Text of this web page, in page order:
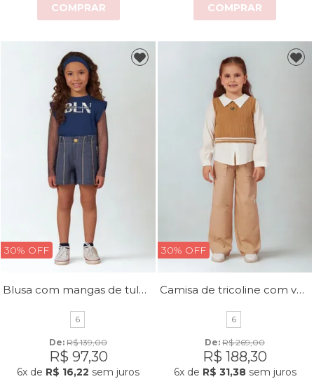
COMPRAR COMPRAR
30% OFF
Blusa com mangas de tule poá
6
De: R$ 139,00
R$ 97,30
6x de R$ 16,22 sem juros
30% OFF
Camisa de tricoline com veludo
6
De: R$ 269,00
R$ 188,30
6xde R$ 31,38sem juros